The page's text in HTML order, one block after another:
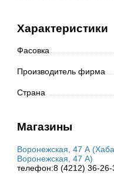
Характеристики
Фасовка
Производитель фирма
Страна
Магазины
Воронежская, 47 А
Воронежская, 47 А)
телефон:8 (4212) 36-